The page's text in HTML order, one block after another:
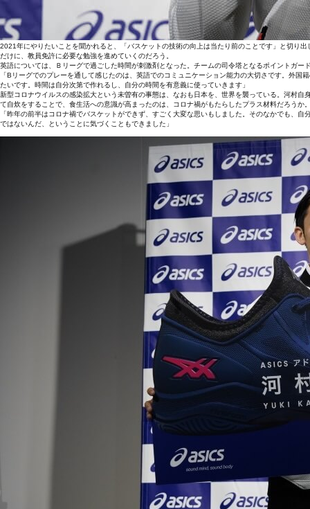
2021年にやりたいことを聞かれると、「バスケットの技術の向上は当たり前のことです」と切り
だけに、教員免許に必要な勉強を進めていくのだろう。
英語については、Ｂリーグで過ごした時間が刺激剤となった。チームの司令塔となるポイントガ
「Bリーグでのプレーを通して感じたのは、英語でのコミュニケーション能力の大切さです。外
たいです。時間は自分次第で作れるし、自分の時間を有意義に使っていきます」
新型コロナウイルスの感染拡大という未曽有の事態は、なおも日本を、世界を襲っている。河村
て自炊をすることで、食生活への意識が高まったのは、コロナ禍がもたらしたプラス材料だろう
「昨年の前半はコロナ禍でバスケットができず、すごく大変な思いもしました。そのなかでも、
ではないんだ、ということに気づくこともできました」